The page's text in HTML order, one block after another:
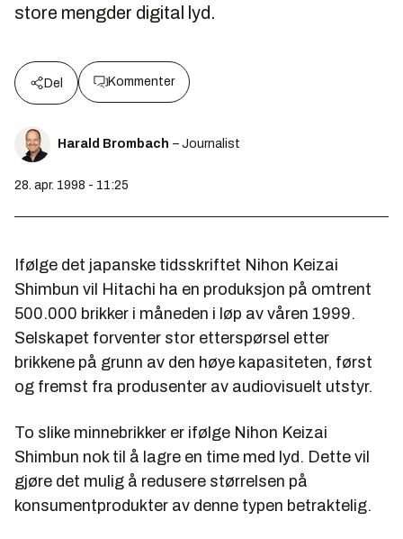
store mengder digital lyd.
Del Kommenter
Harald Brombach – Journalist
28. apr. 1998 - 11:25
Ifølge det japanske tidsskriftet Nihon Keizai
Shimbun vil Hitachi ha en produksjon på omtrent
500.000 brikker i måneden i løp av våren 1999.
Selskapet forventer stor etterspørsel etter
brikkene på grunn av den høye kapasiteten, først
og fremst fra produsenter av audiovisuelt utstyr.
To slike minnebrikker er ifølge Nihon Keizai
Shimbun nok til å lagre en time med lyd. Dette vil
gjøre det mulig å redusere størrelsen på
konsumentprodukter av denne typen betraktelig.